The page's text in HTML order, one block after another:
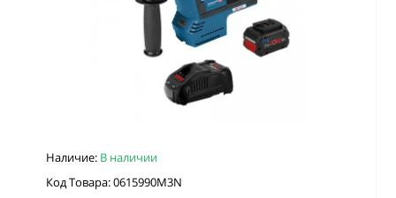
Наличие: В наличии
Код Товара: 0615990M3N